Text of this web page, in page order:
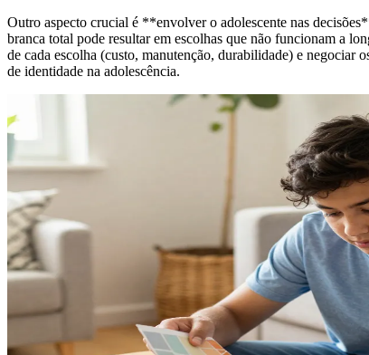
Outro aspecto crucial é **envolver o adolescente nas
branca total pode resultar em escolhas que não funcionam a
de cada escolha (custo, manutenção, durabilidade) e negociar
de identidade na adolescência.